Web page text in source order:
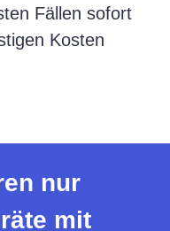
Fällen sofort
Kosten
nur
mit